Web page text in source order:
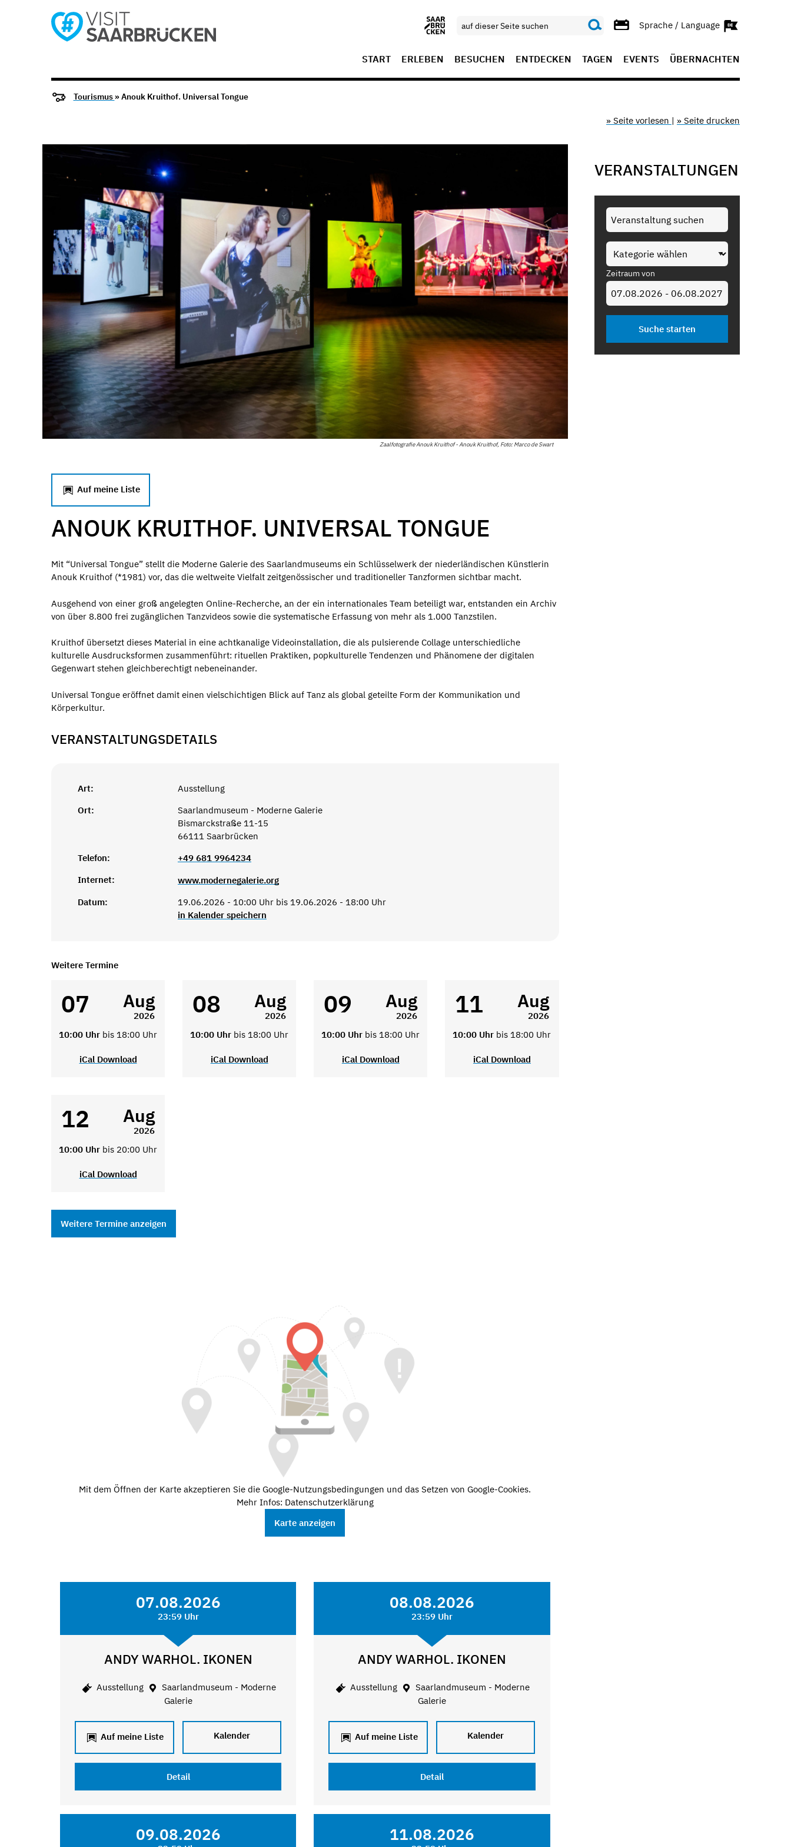
Sprache / Language
START ERLEBEN BESUCHEN ENTDECKEN TAGEN EVENTS ÜBERNACHTEN
Tourismus » Anouk Kruithof. Universal Tongue
» Seite vorlesen | » Seite drucken
Zaalfotografie Anouk Kruithof - Anouk Kruithof, Foto: Marco de Swart
Auf meine Liste
ANOUK KRUITHOF. UNIVERSAL TONGUE
Mit “Universal Tongue” stellt die Moderne Galerie des Saarlandmuseums ein Schlüsselwerk der niederländischen Künstlerin
Anouk Kruithof (*1981) vor, das die weltweite Vielfalt zeitgenössischer und traditioneller Tanzformen sichtbar macht.
Ausgehend von einer groß angelegten Online-Recherche, an der ein internationales Team beteiligt war, entstanden ein Archiv
von über 8.800 frei zugänglichen Tanzvideos sowie die systematische Erfassung von mehr als 1.000 Tanzstilen.
Kruithof übersetzt dieses Material in eine achtkanalige Videoinstallation, die als pulsierende Collage unterschiedliche
kulturelle Ausdrucksformen zusammenführt: rituellen Praktiken, popkulturelle Tendenzen und Phänomene der digitalen
Gegenwart stehen gleichberechtigt nebeneinander.
Universal Tongue eröffnet damit einen vielschichtigen Blick auf Tanz als global geteilte Form der Kommunikation und
Körperkultur.
VERANSTALTUNGSDETAILS
Art:
Ausstellung
Ort:
Saarlandmuseum - Moderne Galerie
Bismarckstraße 11-15
66111 Saarbrücken
Telefon:
+49 681 9964234
Internet:
www.modernegalerie.org
Datum:
19.06.2026 - 10:00 Uhr bis 19.06.2026 - 18:00 Uhr
in Kalender speichern
Weitere Termine
07 Aug
2026
10:00 Uhr bis 18:00 Uhr
iCal Download
08 Aug
2026
10:00 Uhr bis 18:00 Uhr
iCal Download
09 Aug
2026
10:00 Uhr bis 18:00 Uhr
iCal Download
11 Aug
2026
10:00 Uhr bis 18:00 Uhr
iCal Download
12 Aug
2026
10:00 Uhr bis 20:00 Uhr
iCal Download
Weitere Termine anzeigen
Mit dem Öffnen der Karte akzeptieren Sie die Google-Nutzungsbedingungen und das Setzen von Google-Cookies.
Mehr Infos: Datenschutzerklärung
Karte anzeigen
07.08.2026
23:59 Uhr
ANDY WARHOL. IKONEN
Ausstellung
Saarlandmuseum - Moderne
Galerie
Auf meine Liste Kalender
Detail
08.08.2026
23:59 Uhr
ANDY WARHOL. IKONEN
Ausstellung
Saarlandmuseum - Moderne
Galerie
Auf meine Liste Kalender
Detail
09.08.2026 11.08.2026
VERANSTALTUNGEN
Zeitraum von